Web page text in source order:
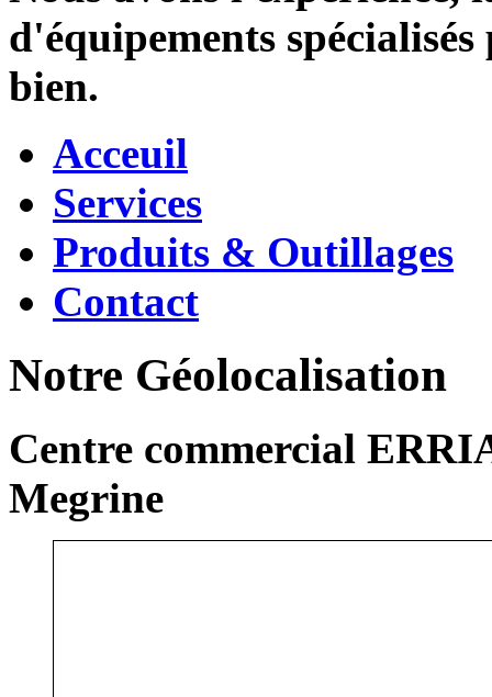
d'équipements
bien.
Acceuil
Services
Produits & Outillages
Contact
Notre Géolocalisation
Centre commercial
Megrine